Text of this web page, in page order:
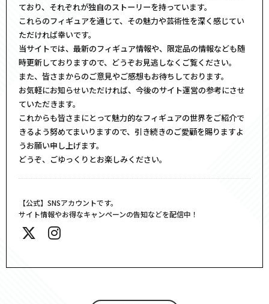
ており、それぞれが独自のストーリーを持っています。
これらのフィギュアを通じて、その魅力や芸術性を深く感じてい
ただければ幸いです。
当サイトでは、最新のフィギュア情報や、限定品の情報なども随
時更新しておりますので、どうぞお見逃しなくご覧ください。
また、皆さまからのご意見やご感想もお待ちしております。
お気軽にお知らせいただければ、今後のサイト運営の参考にさせ
ていただきます。
これからも皆さまにとって魅力的なフィギュアの世界をご紹介で
きるよう努めてまいりますので、引き続きのご愛顧を賜りますよ
うお願い申し上げます。
どうぞ、ごゆっくりとお楽しみください。
【公式】SNSアカウントです。
サイト情報やお得なキャンペーンの告知などを配信中！